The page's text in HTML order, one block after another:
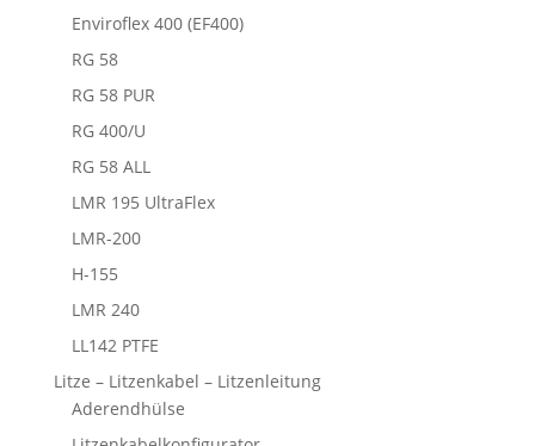
Enviroflex 400 (EF400)
RG 58
RG 58 PUR
RG 400/U
RG 58 ALL
LMR 195 UltraFlex
LMR-200
H-155
LMR 240
LL142 PTFE
Litze – Litzenkabel – Litzenleitung
Aderendhülse